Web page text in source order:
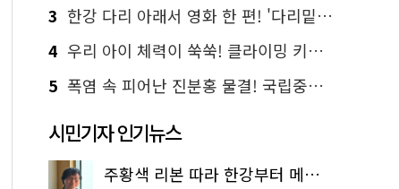
3 한강 다리 아래서 영화 한 편! '다리밑 영화관' 무료 상영
4 우리 아이 체력이 쑥쑥! 클라이밍 키즈카페·어린이 체력장
5 폭염 속 피어난 진분홍 물결! 국립중앙박물관 배롱나무 명소
시민기자 인기뉴스
주황색 리본 따라 한강부터 메타세쿼이아 숲길까지…서울둘레길 15코스